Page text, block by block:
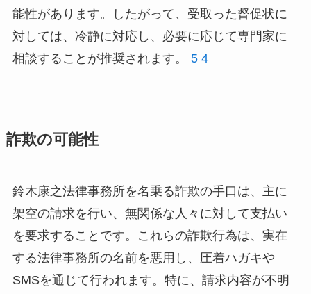
能性があります。したがって、受取った督促状に
対しては、冷静に対応し、必要に応じて専門家に
相談することが推奨されます。 5 4
詐欺の可能性
鈴木康之法律事務所を名乗る詐欺の手口は、主に
架空の請求を行い、無関係な人々に対して支払い
を要求することです。これらの詐欺行為は、実在
する法律事務所の名前を悪用し、圧着ハガキや
SMSを通じて行われます。特に、請求内容が不明